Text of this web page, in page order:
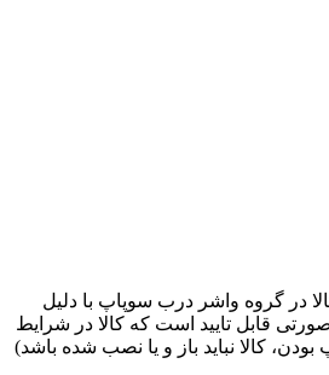
در گروه واشر درب سوپاپ با دلیل
قابل تایید است که کالا در شرایط
کالا نباید باز و یا نصب شده باشد)